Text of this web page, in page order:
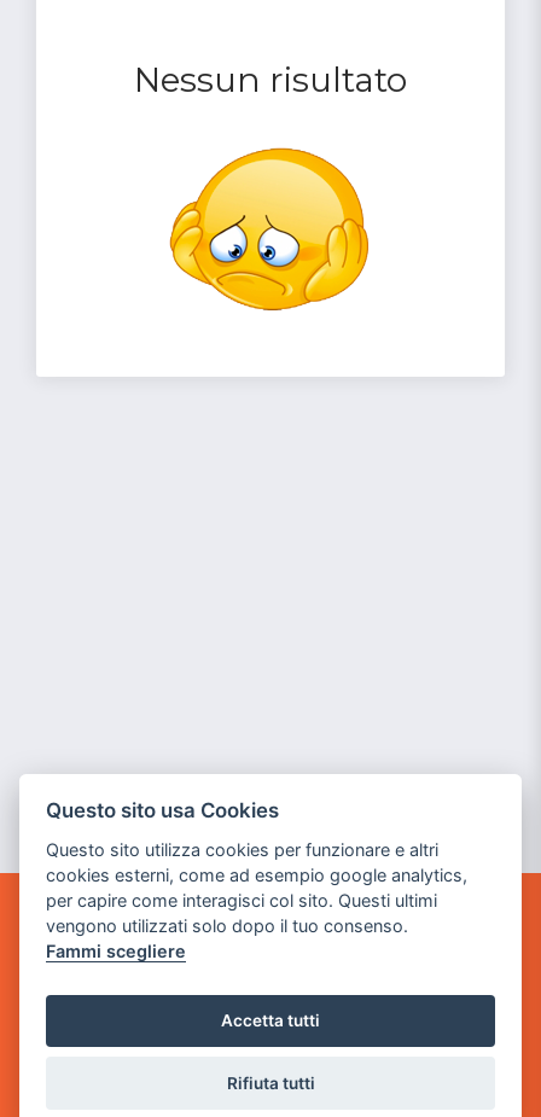
Nessun risultato
GAME WARP
BY POWER GAME SRL
via Villaggio dei Platani, 3
Questo sito usa Cookies
Questo sito utilizza cookies per funzionare e altri
cookies esterni, come ad esempio google analytics,
per capire come interagisci col sito. Questi ultimi
vengono utilizzati solo dopo il tuo consenso.
Fammi scegliere
Accetta tutti
Rifiuta tutti